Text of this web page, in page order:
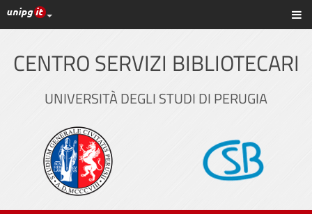
Vai
al
principale
Link ai principali servizi web di Ateneo
CENTRO SERVIZI BIBLIOTECARI
UNIVERSITÀ DEGLI STUDI DI PERUGIA